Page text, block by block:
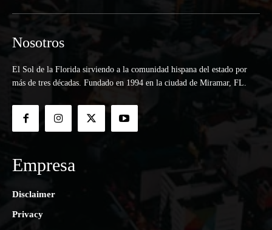
Nosotros
El Sol de la Florida sirviendo a la comunidad hispana del estado por
más de tres décadas. Fundado en 1994 en la ciudad de Miramar, FL.
Empresa
Disclaimer
Privacy